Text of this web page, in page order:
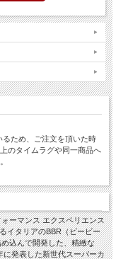
ため、ご注文を頂いた時
のタイムラグや同一商品へ
ーマンス エクスペリエンス
イタリアのBBR（ビービー
込んで開発した、精緻な
に発表した新世代スーパーカ